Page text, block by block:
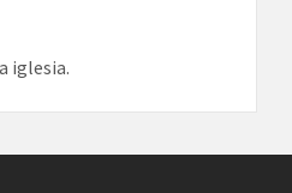
iglesia.